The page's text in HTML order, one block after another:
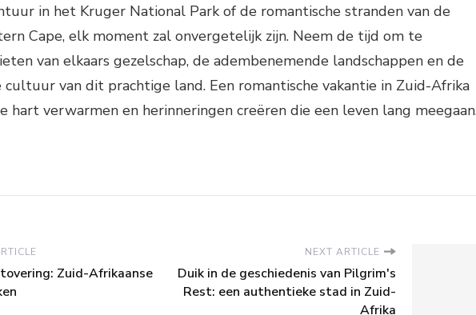
in het Kruger National Park of de romantische stranden van de
Cape, elk moment zal onvergetelijk zijn. Neem de tijd om te
van elkaars gezelschap, de adembenemende landschappen en de
cultuur van dit prachtige land. Een romantische vakantie in Zuid-Afrika
hart verwarmen en herinneringen creëren die een leven lang
Zuid-Afrikaanse
NEXT ARTICLE
Duik in de geschiedenis van Pilgrim's
Rest: een authentieke stad in Zuid-
Afrika